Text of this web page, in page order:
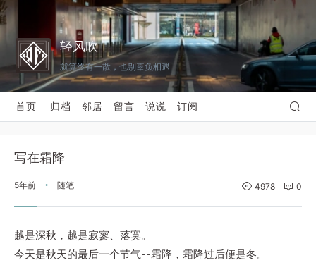
轻风吹
就算终有一散，也别辜负相遇
首页 归档 邻居 留言 说说 订阅
写在霜降
5年前 • 随笔 4978 0
越是深秋，越是寂寥、落寞。
今天是秋天的最后一个节气--霜降，霜降过后便是冬。